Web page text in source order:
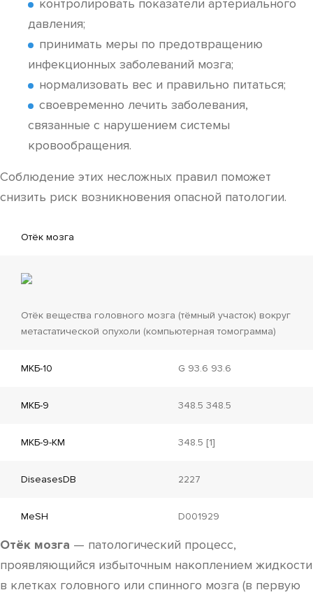
контролировать показатели артериального
давления;
принимать меры по предотвращению
инфекционных заболеваний мозга;
нормализовать вес и правильно питаться;
своевременно лечить заболевания,
связанные с нарушением системы
кровообращения.
Соблюдение этих несложных правил поможет
снизить риск возникновения опасной патологии.
Отёк мозга
Отёк вещества головного мозга (тёмный участок) вокруг
метастатической опухоли (компьютерная томограмма)
МКБ-10 G 93.6 93.6
МКБ-9 348.5 348.5
МКБ-9-КМ 348.5 [1]
DiseasesDB 2227
MeSH D001929
Отёк мозга — патологический процесс,
проявляющийся избыточным накоплением жидкости
в клетках головного или спинного мозга (в первую